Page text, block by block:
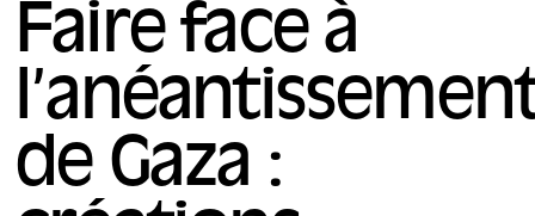
Faire face à
de Gaza :